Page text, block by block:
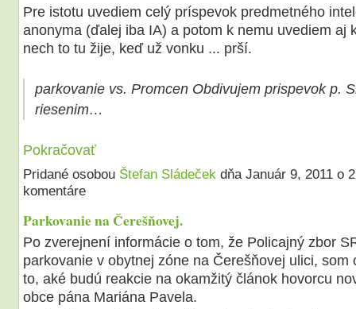
Pre istotu uvediem celý príspevok predmetného
anonyma (ďalej iba IA) a potom k nemu uvediem aj
nech to tu žije, keď už vonku ... prší.
parkovanie vs. Promcen Obdivujem prispevok p.
riesenim…
Pokračovať
Pridané osobou Štefan Sládečekdňa Január 9, 2011 o
komentáre
Parkovanie na Čerešňovej.
Po zverejnení informácie o tom, že Policajný zbor
parkovanie v obytnej zóne na Čerešňovej ulici, som
to, aké budú reakcie na okamžitý článok hovorcu
obce pána Mariána Pavela.